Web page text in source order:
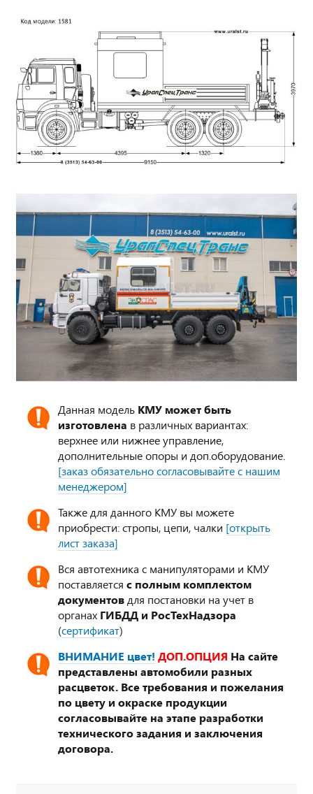
Данная модель КМУ может быть
изготовлена в различных вариантах:
верхнее или нижнее управление,
дополнительные опоры и доп.оборудование.
[заказ обязательно согласовывайте с нашим
менеджером]
Также для данного КМУ вы можете
приобрести: стропы, цепи, чалки [открыть
лист заказа]
Вся автотехника с манипуляторами и КМУ
поставляется с полным комплектом
документов для постановки на учет в
органах ГИБДД и РосТехНадзора
(сертификат)
ВНИМАНИЕ цвет! ДОП.ОПЦИЯ На сайте
представлены автомобили разных
расцветок. Все требования и пожелания
по цвету и окраске продукции
согласовывайте на этапе разработки
технического задания и заключения
договора.